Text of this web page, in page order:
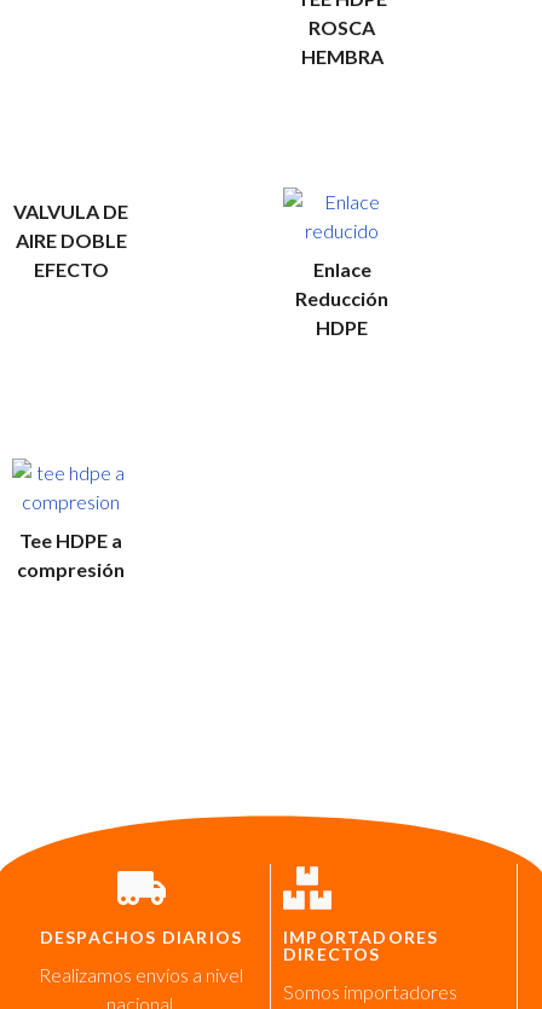
ROSCA
HEMBRA
VALVULA DE
AIRE DOBLE
EFECTO
Enlace
Reducción
HDPE
Tee HDPE a
compresión
DESPACHOS DIARIOS
Realizamos envíos a nivel
nacional.
IMPORTADORES
DIRECTOS
Somos importadores